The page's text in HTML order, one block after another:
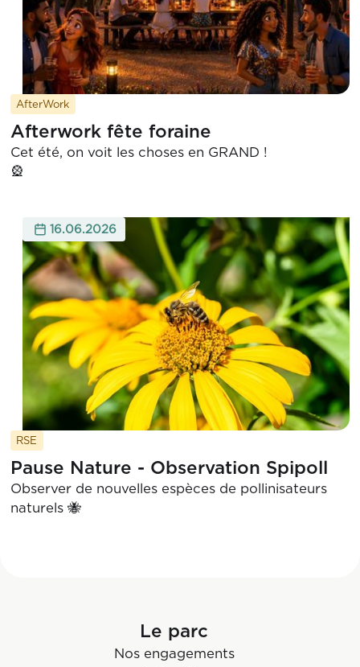
AfterWork
Afterwork fête foraine
Cet été, on voit les choses en GRAND !
16.06.2026
RSE
Pause Nature - Observation Spipoll
Observer de nouvelles espèces de pollinisateurs
naturels 🐝
Le parc
Nos engagements